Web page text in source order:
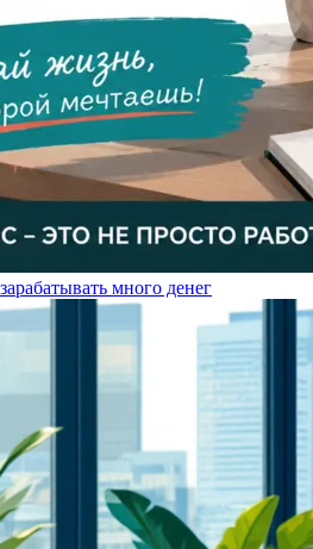
много денег